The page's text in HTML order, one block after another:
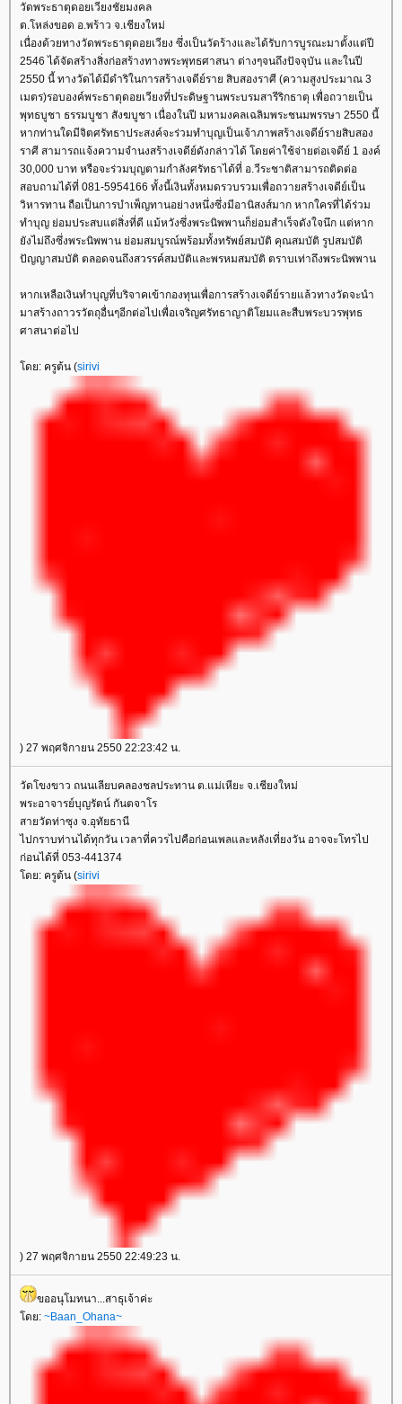
วัดพระธาตุดอยเวียงชัยมงคล
ต.โหล่งขอด อ.พร้าว จ.เชียงใหม่
เนื่องด้วยทางวัดพระธาตุดอยเวียง ซึ่งเป็นวัดร้างและได้รับการบูรณะมาตั้งแต่ปี
2546 ได้จัดสร้างสิ่งก่อสร้างทางพระพุทธศาสนา ต่างๆจนถึงปัจจุบัน และในปี
2550 นี้ ทางวัดได้มีดำริในการสร้างเจดีย์ราย สิบสองราศี (ความสูงประมาณ 3
เมตร)รอบองค์พระธาตุดอยเวียงที่ประดิษฐานพระบรมสารีริกธาตุ เพื่อถวายเป็น
พุทธบูชา ธรรมบูชา สังฆบูชา เนื่องในปี มหามงคลเฉลิมพระชนมพรรษา 2550 นี้
หากท่านใดมีจิตศรัทธาประสงค์จะร่วมทำบุญเป็นเจ้าภาพสร้างเจดีย์รายสิบสอง
ราศี สามารถแจ้งความจำนงสร้างเจดีย์ดังกล่าวได้ โดยค่าใช้จ่ายต่อเจดีย์ 1 องค์
30,000 บาท หรือจะร่วมบุญตามกำลังศรัทธาได้ที่ อ.วีระชาติสามารถติดต่อ
สอบถามได้ที่ 081-5954166 ทั้งนี้เงินทั้งหมดรวบรวมเพื่อถวายสร้างเจดีย์เป็น
วิหารทาน ถือเป็นการบำเพ็ญทานอย่างหนึ่งซึ่งมีอานิสงส์มาก หากใครที่ได้ร่วม
ทำบุญ ย่อมประสบแต่สิ่งที่ดี แม้หวังซึ่งพระนิพพานก็ย่อมสำเร็จดังใจนึก แต่หาก
ังไม่ถึงซึ่งพระนิพพาน ย่อมสมบูรณ์พร้อมทั้งทรัพย์สมบัติ คุณสมบัติ รูปสมบัติ
ปัญญาสมบัติ ตลอดจนถึงสวรรค์สมบัติและพรหมสมบัติ ตราบเท่าถึงพระนิพพาน
หากเหลือเงินทำบุญที่บริจาคเข้ากองทุนเพื่อการสร้างเจดีย์รายแล้วทางวัดจะนำ
มาสร้างถาวรวัตถุอื่นๆอีกต่อไปเพื่อเจริญศรัทธาญาติโยมและสืบพระบวรพุทธ
ศาสนาต่อไป
ดย: ครูต้น (sirivi
) 27 พฤศจิกายน 2550 22:23:42 น.
วัดโขงขาว ถนนเลียบคลองชลประทาน ต.แม่เหียะ จ.เชียงใหม่
พระอาจารย์บุญรัตน์ กันตจาโร
สายวัดท่าซุง จ.อุทัยธานี
ไปกราบท่านได้ทุกวัน เวลาที่ควรไปคือก่อนเพลและหลังเที่ยงวัน อาจจะโทรไป
ก่อนได้ที่ 053-441374
ดย: ครูต้น (sirivi
) 27 พฤศจิกายน 2550 22:49:23 น.
ขออนุโมทนา...สาธุเจ้าค่ะ
ดย: ~Baan_Ohana~